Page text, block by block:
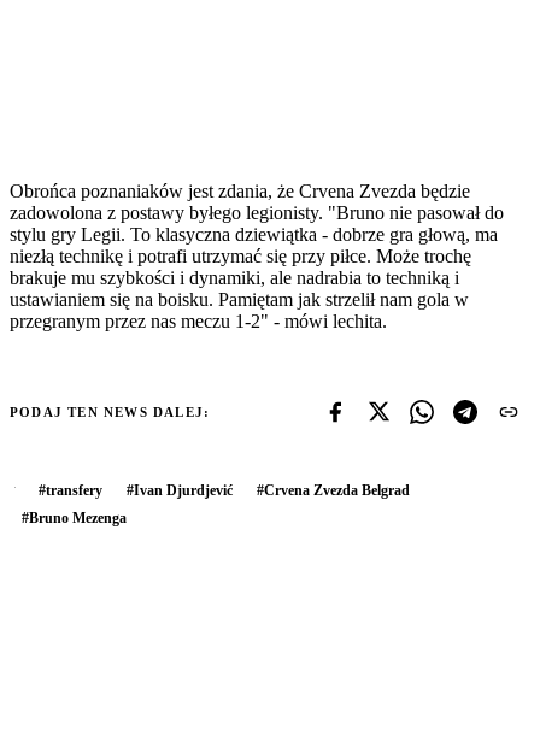
Obrońca poznaniaków jest zdania, że Crvena Zvezda będzie
zadowolona z postawy byłego legionisty. "Bruno nie pasował do
stylu gry Legii. To klasyczna dziewiątka - dobrze gra głową, ma
niezłą technikę i potrafi utrzymać się przy piłce. Może trochę
brakuje mu szybkości i dynamiki, ale nadrabia to techniką i
ustawianiem się na boisku. Pamiętam jak strzelił nam gola w
przegranym przez nas meczu 1-2" - mówi lechita.
PODAJ TEN NEWS DALEJ:
#transfery #Ivan Djurdjević #Crvena Zvezda Belgrad
#Bruno Mezenga